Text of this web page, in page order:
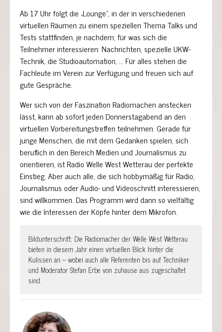
Ab 17 Uhr folgt die „Lounge“, in der in verschiedenen
virtuellen Räumen zu einem speziellen Thema Talks und
Tests stattfinden, je nachdem, für was sich die
Teilnehmer interessieren: Nachrichten, spezielle UKW-
Technik, die Studioautomation, … Für alles stehen die
Fachleute im Verein zur Verfügung und freuen sich auf
gute Gespräche.
Wer sich von der Faszination Radiomachen anstecken
lässt, kann ab sofort jeden Donnerstagabend an den
virtuellen Vorbereitungstreffen teilnehmen. Gerade für
junge Menschen, die mit dem Gedanken spielen, sich
beruflich in den Bereich Medien und Journalismus zu
orientieren, ist Radio Welle West Wetterau der perfekte
Einstieg. Aber auch alle, die sich hobbymäßig für Radio,
Journalismus oder Audio- und Videoschnitt interessieren,
sind willkommen. Das Programm wird dann so vielfältig
wie die Interessen der Köpfe hinter dem Mikrofon.
Bildunterschrift: Die Radiomacher der Welle West Wetterau
bieten in diesem Jahr einen virtuellen Blick hinter die
Kulissen an – wobei auch alle Referenten bis auf Techniker
und Moderator Stefan Erbe von zuhause aus zugeschaltet
sind.